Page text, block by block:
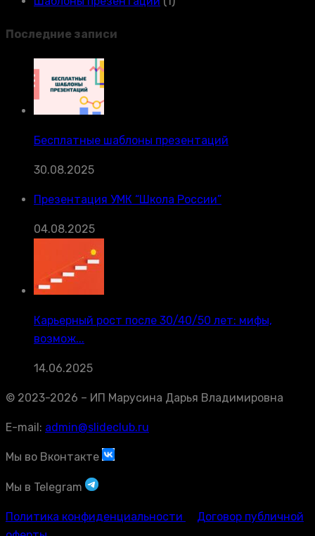
Последние записи
Бесплатные шаблоны презентаций
30.08.2025
Презентация УМК “Школа России”
04.08.2025
Карьерный рост после 30/40/50 лет: мифы,
возмож...
14.06.2025
© 2023-2026 – ИП Марусина Дарья Владимировна
E-mail: admin@slideclub.ru
Мы во Вконтакте
Мы в Telegram
Политика конфиденциальности
Договор публичной